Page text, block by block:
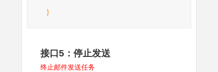
}
接口5：停止发送
终止邮件发送任务